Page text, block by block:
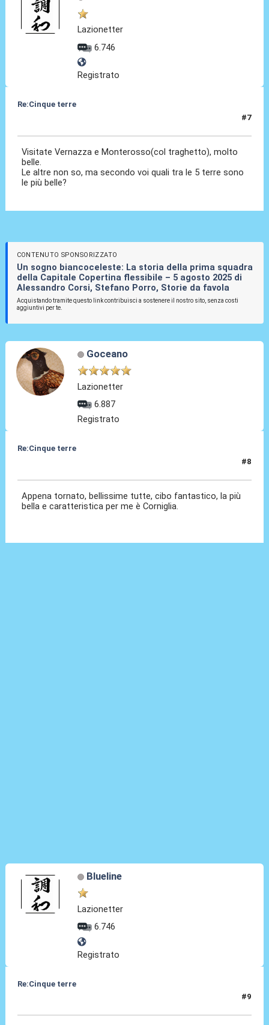
Lazionetter
6.746
Registrato
Re:Cinque terre
#7
Visitate Vernazza e Monterosso(col traghetto), molto
belle.
Le altre non so, ma secondo voi quali tra le 5 terre sono
le più belle?
CONTENUTO SPONSORIZZATO
Un sogno biancoceleste: La storia della prima squadra
della Capitale Copertina flessibile – 5 agosto 2025 di
Alessandro Corsi, Stefano Porro, Storie da favola
Acquistando tramite questo link contribuisci a sostenere il nostro sito, senza costi
aggiuntivi per te.
Goceano
Lazionetter
6.887
Registrato
Re:Cinque terre
#8
Appena tornato, bellissime tutte, cibo fantastico, la più
bella e caratteristica per me è Corniglia.
Blueline
Lazionetter
6.746
Registrato
Re:Cinque terre
#9